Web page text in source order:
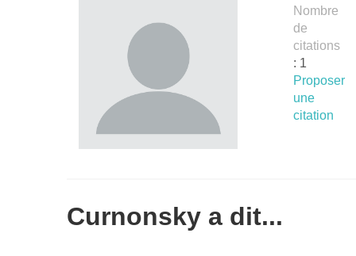
Nombre
de
citations
: 1
Proposer
une
citation
Curnonsky a dit...